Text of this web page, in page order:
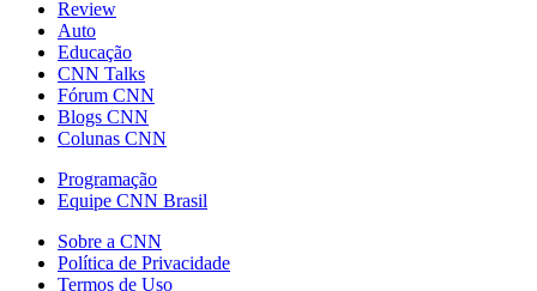
Review
Auto
Educação
CNN Talks
Fórum CNN
Blogs CNN
Colunas CNN
Programação
Equipe CNN Brasil
Sobre a CNN
Política de Privacidade
Termos de Uso